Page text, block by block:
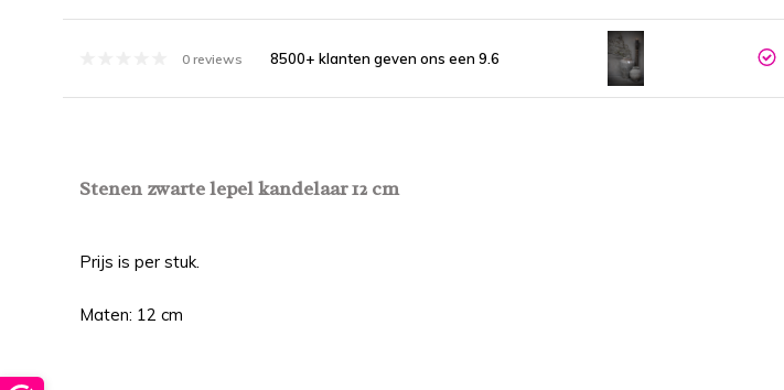
0 reviews 8500+ klanten geven ons een 9.6
Stenen zwarte lepel kandelaar 12 cm
Prijs is per stuk.
Maten: 12 cm